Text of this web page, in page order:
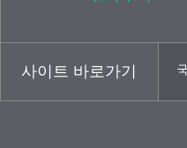
사이트 바로가기